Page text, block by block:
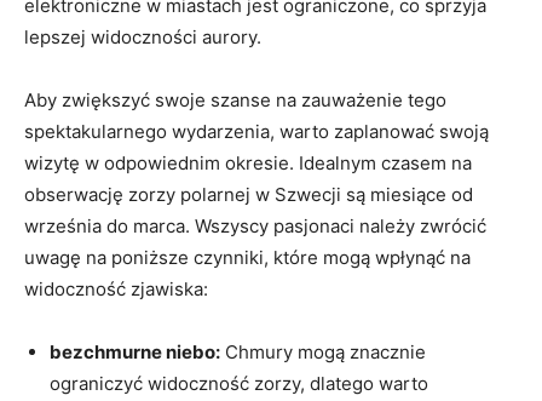
elektroniczne w miastach jest ograniczone, co sprzyja
lepszej widoczności aurory.
Aby zwiększyć swoje szanse na zauważenie tego
spektakularnego wydarzenia, warto zaplanować swoją
wizytę w odpowiednim okresie. Idealnym czasem na
obserwację zorzy polarnej w Szwecji są miesiące od
września do marca. Wszyscy pasjonaci należy zwrócić
uwagę na poniższe czynniki, które mogą wpłynąć na
widoczność zjawiska:
bezchmurne niebo: Chmury mogą znacznie
ograniczyć widoczność zorzy, dlatego warto